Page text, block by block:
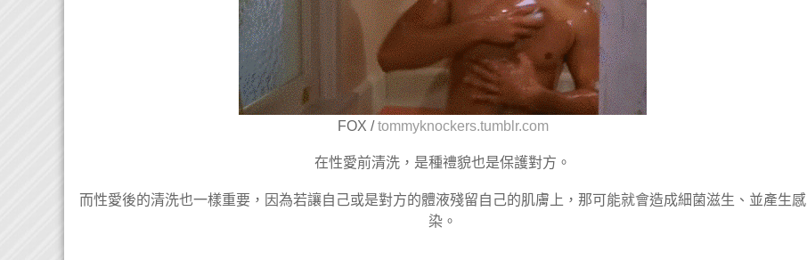
FOX /tommyknockers.tumblr.com
在性愛前清洗，是種禮貌也是保護對方。
而性愛後的清洗也一樣重要，因為若讓自己或是對方的體液殘留自己的肌膚上，那可能就會造成細菌滋生、並產生感
染。